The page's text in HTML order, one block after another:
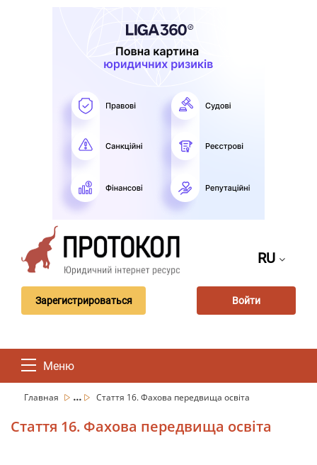
RU
Зарегистрироваться Войти
Меню
Главная ... Стаття 16. Фахова передвища освіта
Стаття 16. Фахова передвища освіта